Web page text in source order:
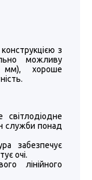
з
можливу
мм), хороше
світлодіодне
служби понад
забезпечує
очі.
лінійного